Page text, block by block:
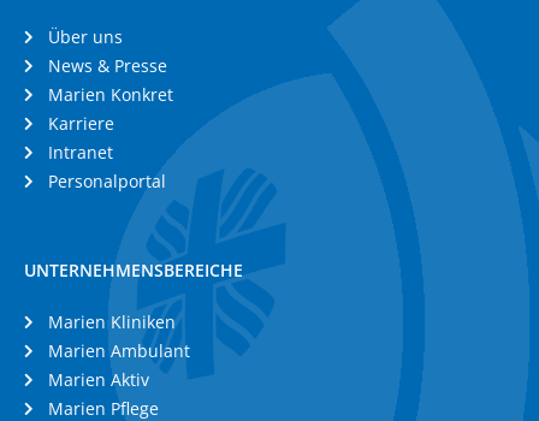
Über uns
News & Presse
Marien Konkret
Karriere
Intranet
Personalportal
UNTERNEHMENSBEREICHE
Marien Kliniken
Marien Ambulant
Marien Aktiv
Marien Pflege